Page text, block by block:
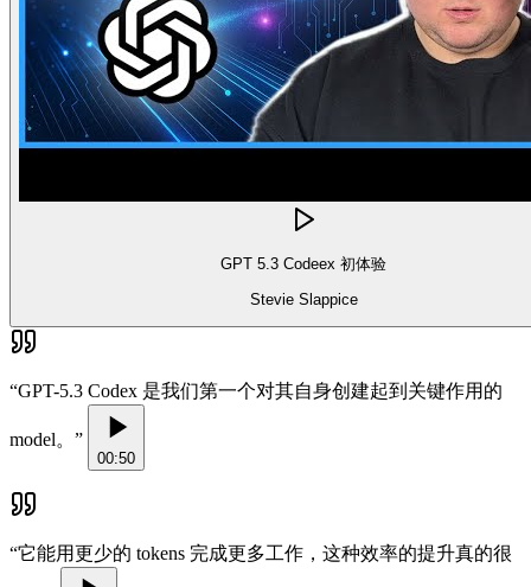
GPT 5.3 Codeex 初体验
Stevie Slappice
“GPT-5.3 Codex 是我们第一个对其自身创建起到关键作用的
model。 ”
00:50
“它能用更少的 tokens 完成更多工作，这种效率的提升真的很